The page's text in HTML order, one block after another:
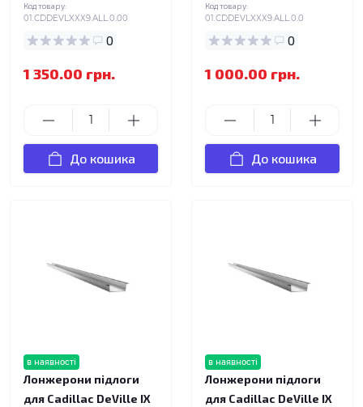
Код товару:
01.CDDEVLXXX9.ALL.0.00
0
1 350.00 грн.
До кошика
Код товару:
01.CDDEVLXXX9.ALL.0.0
0
1 000.00 грн.
До кошика
в наявності
Лонжерони підлоги
для Cadillac DeVille IX
в наявності
Лонжерони підлоги
для Cadillac DeVille IX